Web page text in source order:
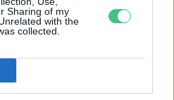
Sharing of my
with the
collected.
napelemekkel